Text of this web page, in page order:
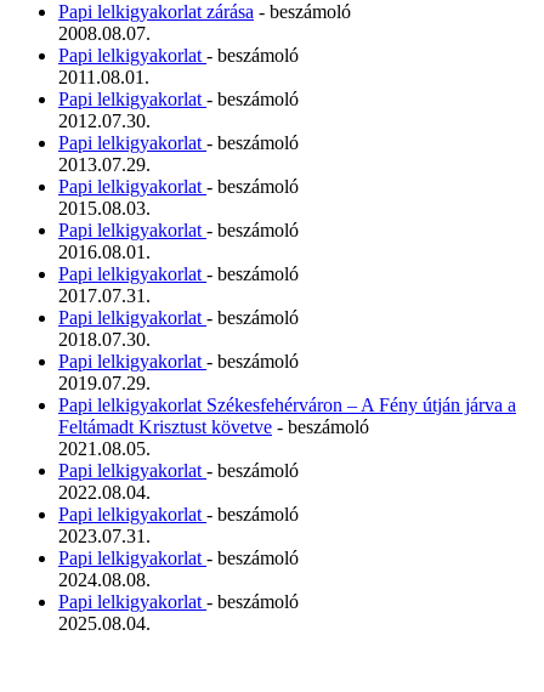
Papi lelkigyakorlat zárása - beszámoló
2008.08.07.
Papi lelkigyakorlat - beszámoló
2011.08.01.
Papi lelkigyakorlat - beszámoló
2012.07.30.
Papi lelkigyakorlat - beszámoló
2013.07.29.
Papi lelkigyakorlat - beszámoló
2015.08.03.
Papi lelkigyakorlat - beszámoló
2016.08.01.
Papi lelkigyakorlat - beszámoló
2017.07.31.
Papi lelkigyakorlat - beszámoló
2018.07.30.
Papi lelkigyakorlat - beszámoló
2019.07.29.
Papi lelkigyakorlat Székesfehérváron – A Fény útján járva a
Feltámadt Krisztust követve - beszámoló
2021.08.05.
Papi lelkigyakorlat - beszámoló
2022.08.04.
Papi lelkigyakorlat - beszámoló
2023.07.31.
Papi lelkigyakorlat - beszámoló
2024.08.08.
Papi lelkigyakorlat - beszámoló
2025.08.04.